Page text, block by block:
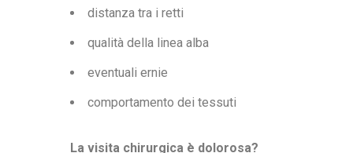
distanza tra i retti
qualità della linea alba
eventuali ernie
comportamento dei tessuti
La visita chirurgica è dolorosa?